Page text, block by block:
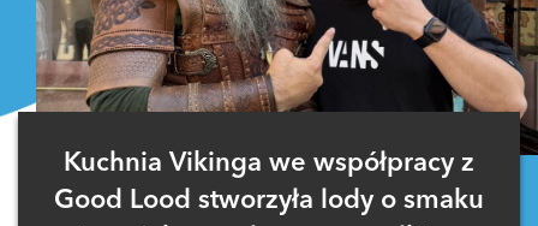
Kuchnia Vikinga we współpracy z
Good Lood stworzyła lody o smaku